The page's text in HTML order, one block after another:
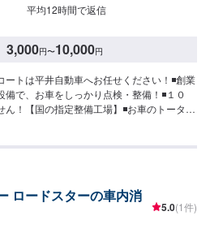
平均12時間で返信
3,000円〜10,000円
トは平井自動車へお任せください！◾創業
で、お車をしっかり点検・整備！◾１０
！【国の指定整備工場】◾お車のトータル
ない…などのご相談もお気軽にどうぞ！
仕上がり次第納車-----納期について-----納
ります。車種や条件などにより、納期は前
承ください。-----代車について-----無料の
ロードスターの車内消
5.0(1件)